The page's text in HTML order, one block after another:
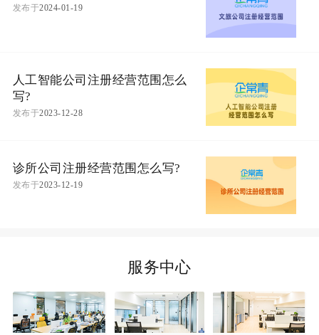
发布于2024-01-19
人工智能公司注册经营范围怎么
写?
发布于2023-12-28
诊所公司注册经营范围怎么写?
发布于2023-12-19
服务中心